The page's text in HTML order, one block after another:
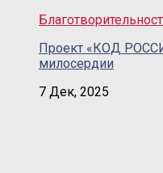
Проект «КОД
милосердии
7 Дек, 2025